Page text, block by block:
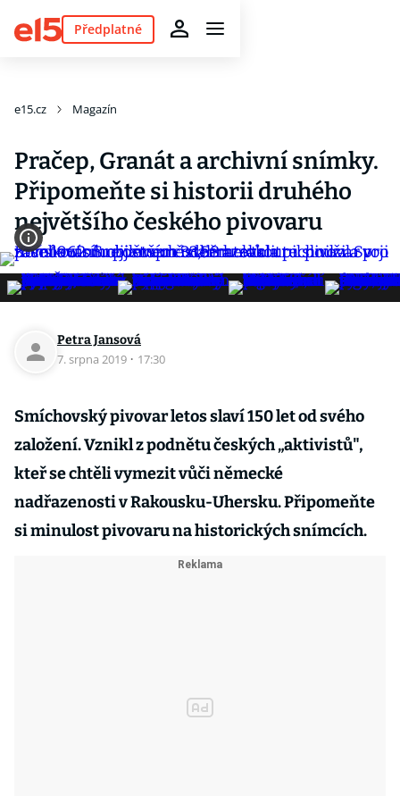
Předplatné
e15.cz Magazín
Pračep, Granát a archivní snímky.
Připomeňte si historii druhého
největšího českého pivovaru
Petra Jansová
7. srpna 2019 · 17:30
Smíchovský pivovar letos slaví 150 let od svého
založení. Vznikl z podnětu českých „aktivistů",
kteř se chtěli vymezit vůči německé
nadřazenosti v Rakousku-Uhersku. Připomeňte
si minulost pivovaru na historických snímcích.